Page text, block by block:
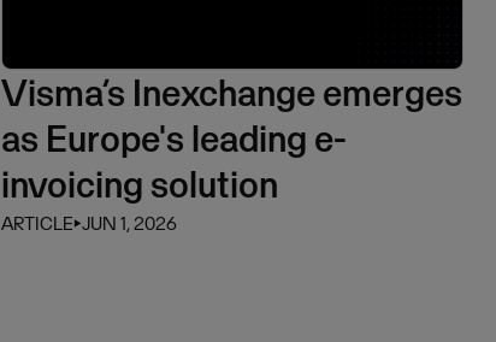
Visma’s Inexchange emerges
as Europe's leading e-
invoicing solution
ARTICLE⏵JUN 1, 2026